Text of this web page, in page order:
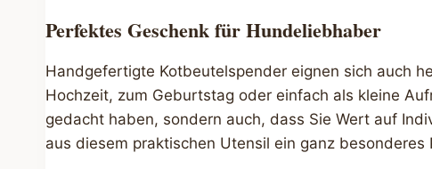
Perfektes Geschenk für Hundeliebhaber
Handgefertigte Kotbeutelspender eignen sich auch
Hochzeit, zum Geburtstag oder einfach als kleine
gedacht haben, sondern auch, dass Sie Wert auf
aus diesem praktischen Utensil ein ganz besonderes